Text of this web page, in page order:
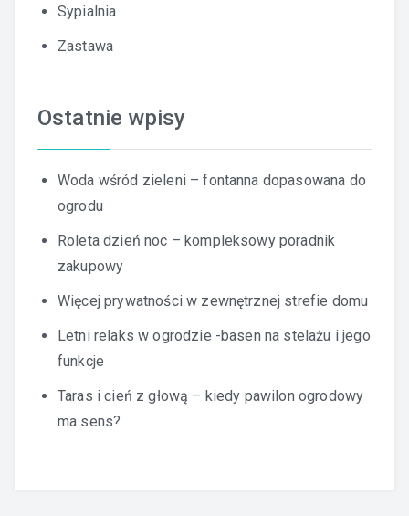
Sypialnia
Zastawa
Ostatnie wpisy
Woda wśród zieleni – fontanna dopasowana do
ogrodu
Roleta dzień noc – kompleksowy poradnik
zakupowy
Więcej prywatności w zewnętrznej strefie domu
Letni relaks w ogrodzie -basen na stelażu i jego
funkcje
Taras i cień z głową – kiedy pawilon ogrodowy
ma sens?